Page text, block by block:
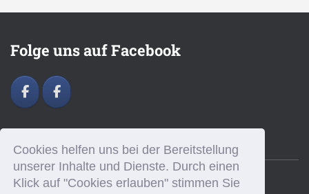
Cookies helfen uns bei der Bereitstellung
unserer Inhalte und Dienste. Durch einen
Klick auf "Cookies erlauben" stimmen Sie
Folge uns auf Facebook
HOME AKTUELLES TAICHI BGT